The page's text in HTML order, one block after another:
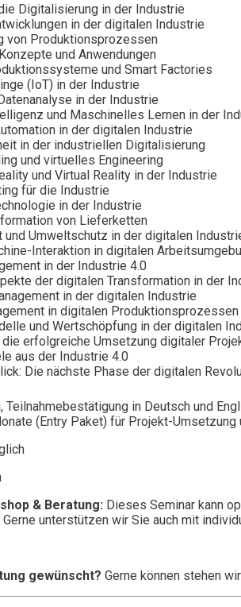
Digitalisierung in der Industrie
in der digitalen Industrie
von Produktionsprozessen
und Anwendungen
und Smart Factories
(IoT) in der Industrie
in der Industrie
und Maschinelles Lernen in der
in der digitalen Industrie
in der industriellen Digitalisierung
und virtuelles Engineering
und Virtual Reality in der Industrie
für die Industrie
in der Industrie
von Lieferketten
und Umweltschutz in der digitalen
Interaktion in digitalen
in der Industrie 4.0
der digitalen Transformation in der
in der digitalen Industrie
in digitalen Produktionsprozessen
und Wertschöpfung in der digitalen
erfolgreiche Umsetzung digitaler
aus der Industrie 4.0
Die nächste Phase der digitalen
Teilnahmebestätigung in Deutsch und
(Entry Paket) für Projekt-
& Beratung: Dieses Seminar kann
unterstützen wir Sie auch mit
gewünscht? Gerne können stehen